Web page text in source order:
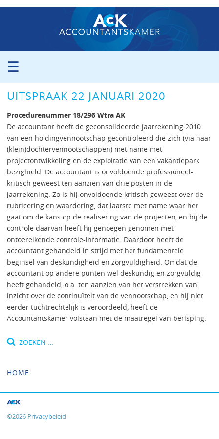
☰
ORGANISATIE
PROCEDURE
PERS
PUBLICATIES
UITSPRAKEN
ZITTINGSAGENDA
CONTACT
UITSPRAAK 22 JANUARI 2020
Procedurenummer 18/296 Wtra AK
De accountant heeft de geconsolideerde jaarrekening 2010
van een holdingvennootschap gecontroleerd die zich (via haar
(klein)dochtervennootschappen) met name met
projectontwikkeling en de exploitatie van een vakantiepark
bezighield. De accountant is onvoldoende professioneel-
kritisch geweest ten aanzien van drie posten in de
jaarrekening. Zo is hij onvoldoende kritisch geweest over de
rubricering en waardering, dat laatste met name waar het
gaat om de kans op de realisering van de projecten, en bij de
controle daarvan heeft hij genoegen genomen met
ontoereikende controle-informatie. Daardoor heeft de
accountant gehandeld in strijd met het fundamentele
beginsel van deskundigheid en zorgvuldigheid. Omdat de
accountant op andere punten wel deskundig en zorgvuldig
heeft gehandeld, o.a. ten aanzien van het verstrekken van
inzicht over de continuïteit van de vennootschap, en hij niet
eerder tuchtrechtelijk is veroordeeld, heeft de
Accountantskamer volstaan met de maatregel van berisping.
Zoeken
HOME
©2026 Privacybeleid